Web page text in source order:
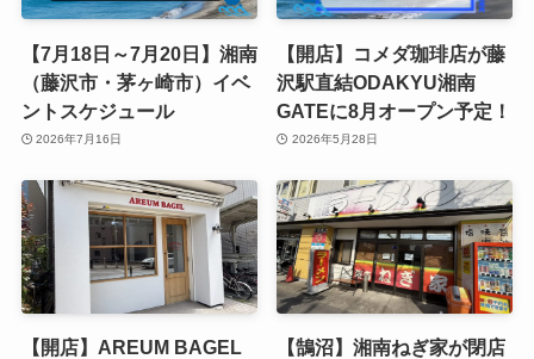
【7月18日～7月20日】湘南
（藤沢市・茅ヶ崎市）イベ
ントスケジュール
2026年7月16日
【開店】コメダ珈琲店が藤
沢駅直結ODAKYU湘南
GATEに8月オープン予定！
2026年5月28日
【開店】AREUM BAGEL
【鵠沼】湘南ねぎ家が閉店